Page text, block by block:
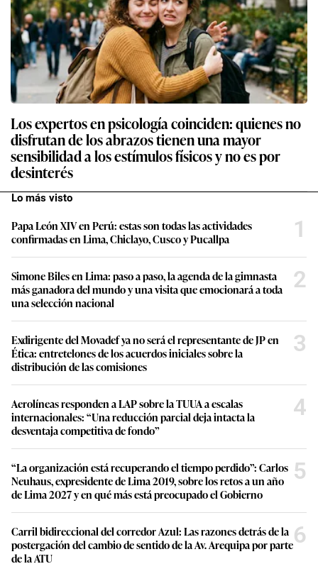
Los expertos en psicología coinciden: quienes no
disfrutan de los abrazos tienen una mayor
sensibilidad a los estímulos físicos y no es por
desinterés
Lo más visto
Papa León XIV en Perú: estas son todas las actividades
confirmadas en Lima, Chiclayo, Cusco y Pucallpa
1
Simone Biles en Lima: paso a paso, la agenda de la gimnasta
más ganadora del mundo y una visita que emocionará a toda
una selección nacional
2
Exdirigente del Movadef ya no será el representante de JP en
Ética: entretelones de los acuerdos iniciales sobre la
distribución de las comisiones
3
Aerolíneas responden a LAP sobre la TUUA a escalas
internacionales: “Una reducción parcial deja intacta la
desventaja competitiva de fondo”
4
“La organización está recuperando el tiempo perdido”: Carlos
Neuhaus, expresidente de Lima 2019, sobre los retos a un año
de Lima 2027 y en qué más está preocupado el Gobierno
5
Carril bidireccional del corredor Azul: Las razones detrás de la
postergación del cambio de sentido de la Av. Arequipa por parte
de la ATU
6